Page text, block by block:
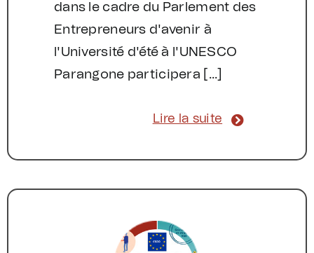
dans le cadre du Parlement des
Entrepreneurs d'avenir à
l'Université d'été à l'UNESCO
Parangone participera [...]
Lire la suite